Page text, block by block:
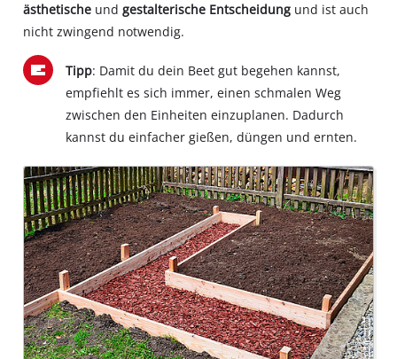
ästhetische undgestalterische Entscheidung und ist auch
nicht zwingend notwendig.
Tipp: Damit du dein Beet gut begehen kannst,
empfiehlt es sich immer, einen schmalen Weg
zwischen den Einheiten einzuplanen. Dadurch
kannst du einfacher gießen, düngen und ernten.